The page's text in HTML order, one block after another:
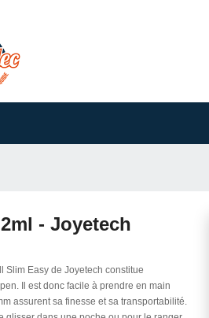
- Joyetech
Slim Easy de Joyetech constitue
Il est donc facile à prendre en main
assurent sa finesse et sa transportabilité.